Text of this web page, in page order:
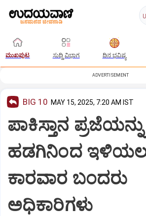
ಮುಖಪುಟ ಸುದ್ದಿ ವಿಭಾಗ ದಿನ ಭವಿಷ್ಯ
ADVERTISEMENT
BIG 10 MAY 15, 2025, 7:20 AM IST
ಪಾಕಿಸ್ತಾನ ಪ್ರಜೆಯನ್ನು
ಹಡಗಿನಿಂದ
ಕಾರವಾರ ಬಂದರು
ಅಧಿಕಾರಿಗಳು